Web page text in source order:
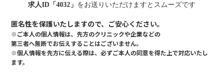
求人ID「4032」 をお送りいただけますとスムーズです
匿名性を保護いたしますので、ご安心ください。
※ご本人の個人情報は、先方のクリニックや企業などの
第三者へ無断でお伝えすることはございません。
※個人情報を先方に伝える際は、必ずご本人の同意を得た上で対応いたし
ます。